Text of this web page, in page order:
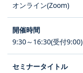
オンライン(Zoom)
9:30～16:30(受付9:00)